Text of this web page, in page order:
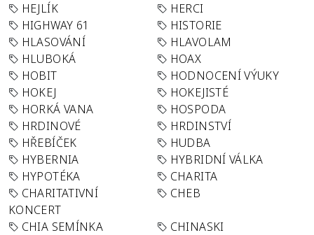
HEJLÍK
HERCI
HIGHWAY 61
HISTORIE
HLASOVÁNÍ
HLAVOLAM
HLUBOKÁ
HOAX
HOBIT
HODNOCENÍ VÝUKY
HOKEJ
HOKEJISTÉ
HORKÁ VANA
HOSPODA
HRDINOVÉ
HRDINSTVÍ
HŘEBÍČEK
HUDBA
HYBERNIA
HYBRIDNÍ VÁLKA
HYPOTÉKA
CHARITA
CHARITATIVNÍ
KONCERT
CHEB
CHIA SEMÍNKA
CHINASKI